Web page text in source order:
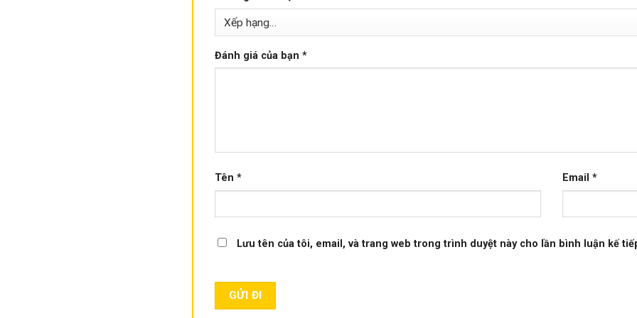
Đánh giá của bạn*
Tên* Email*
Lưu tên của tôi, email, và trang web trong trình duyệt này cho lần bình luận kế